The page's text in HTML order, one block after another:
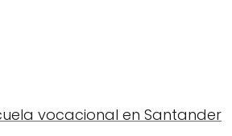
vocacional en Santander